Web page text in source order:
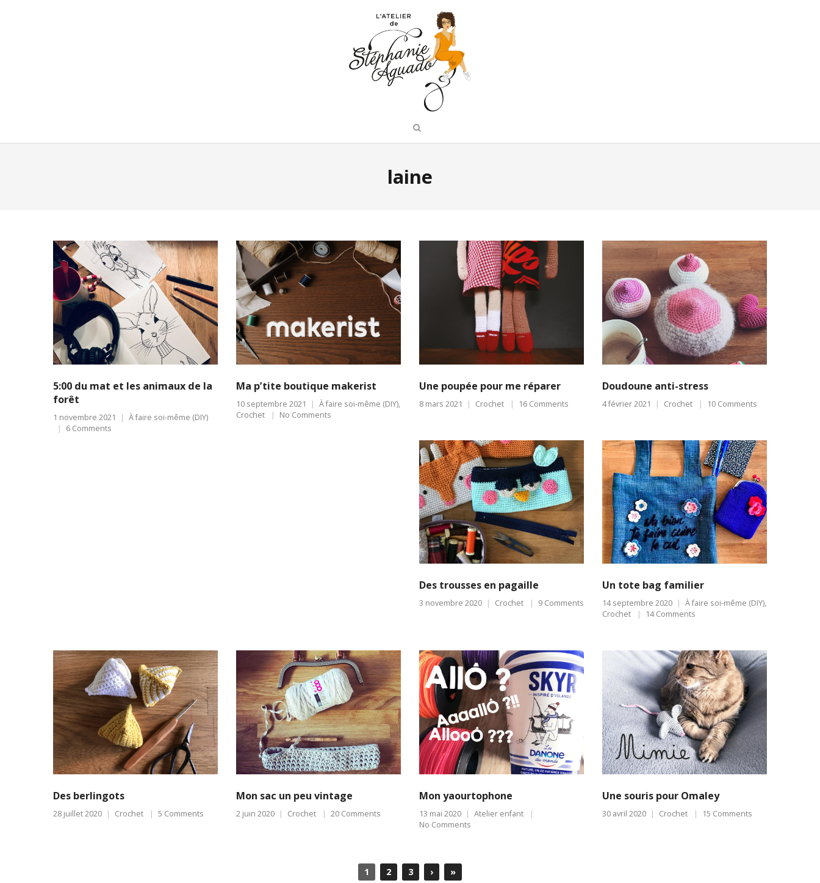
laine
5:00 du mat et les animaux de la
forêt
1 novembre 2021
À faire soi-même (DIY)
6 Comments
Ma p’tite boutique makerist
10 septembre 2021 À faire soi-même (DIY),
Crochet
No Comments
Une poupée pour me réparer
8 mars 2021 Crochet 16 Comments
Doudoune anti-stress
4 février 2021 Crochet 10 Comments
Des trousses en pagaille
3 novembre 2020 Crochet 9 Comments
Un tote bag familier
14 septembre 2020 À faire soi-même (DIY),
Crochet
14 Comments
Des berlingots
28 juillet 2020 Crochet 5 Comments
Mon sac un peu vintage
2 juin 2020 Crochet 20 Comments
Mon yaourtophone
13 mai 2020
Atelier enfant
No Comments
Une souris pour Omaley
30 avril 2020 Crochet 15 Comments
1 2 3 › »